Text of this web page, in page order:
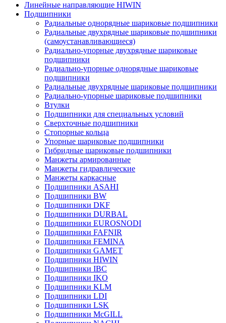
Линейные направляющие HIWIN
Подшипники
Радиальные однорядные шариковые подшипники
Радиальные двухрядные шариковые подшипники
(самоустанавливающиеся)
Радиально-упорные двухрядные шариковые
подшипники
Радиально-упорные однорядные шариковые
подшипники
Радиальные двухрядные шариковые подшипники
Радиально-упорные шариковые подшипники
Втулки
Подшипники для специальных условий
Сверхточные подшипники
Стопорные кольца
Упорные шариковые подшипники
Гибридные шариковые подшипники
Манжеты армированные
Манжеты гидравлические
Манжеты каркасные
Подшипники ASAHI
Подшипники BW
Подшипники DKF
Подшипники DURBAL
Подшипники EUROSNODI
Подшипники FAFNIR
Подшипники FEMINA
Подшипники GAMET
Подшипники HIWIN
Подшипники IBC
Подшипники IKO
Подшипники KLM
Подшипники LDI
Подшипники LSK
Подшипники McGILL